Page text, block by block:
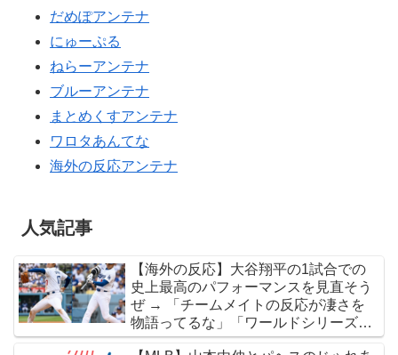
だめぽアンテナ
にゅーぷる
ねらーアンテナ
ブルーアンテナ
まとめくすアンテナ
ワロタあんてな
海外の反応アンテナ
人気記事
【海外の反応】大谷翔平の1試合での
史上最高のパフォーマンスを見直そう
ぜ → 「チームメイトの反応が凄さを
物語ってるな」「ワールドシリーズで
延長18回までいった試合も凄かった」